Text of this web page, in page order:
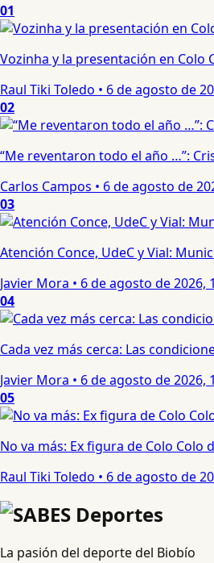
01
Vozinha y la presentación en Colo
Raul Tiki Toledo • 6 de agosto de
02
“Me reventaron todo el año …”:
Carlos Campos • 6 de agosto de
03
Atención Conce, UdeC y Vial:
Javier Mora • 6 de agosto de 2026,
04
Cada vez más cerca: Las
Javier Mora • 6 de agosto de 2026,
05
No va más: Ex figura de Colo
Raul Tiki Toledo • 6 de agosto de
La pasión del deporte del Biobío